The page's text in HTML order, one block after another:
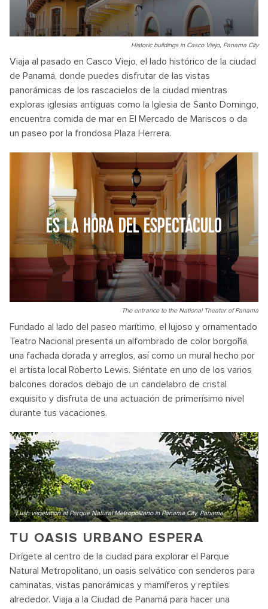
Historic buildings in Casco Viejo, Panama City
Viaja al pasado en Casco Viejo, el lado histórico de la ciudad
de Panamá, donde puedes disfrutar de las vistas
panorámicas de los rascacielos de la ciudad mientras
exploras iglesias antiguas como la Iglesia de Santo Domingo,
encuentra comida de mar en El Mercado de Mariscos o da
un paseo por la frondosa Plaza Herrera.
ES LA HORA DEL ESPECTÁCULO
The entrance to the National Theater of Panama
Fundado al lado del paseo marítimo, el lujoso y ornamentado
Teatro Nacional presenta un alfombrado de color borgoña,
una fachada dorada y arreglos, así como un mural hecho por
el artista local Roberto Lewis. Siéntate en uno de los varios
balcones dorados debajo de un candelabro de cristal
exquisito y disfruta de una actuación de primerísimo nivel
durante tus vacaciones.
Lush vegetation at Parque Natural Metropolitano in Panama City, Panama
TU OASIS URBANO ESPERA
Dirígete al centro de la ciudad para explorar el Parque
Natural Metropolitano, un oasis selvático con senderos para
caminatas, vistas panorámicas y mamíferos y reptiles
alrededor. Viaja a la Ciudad de Panamá para hacer una